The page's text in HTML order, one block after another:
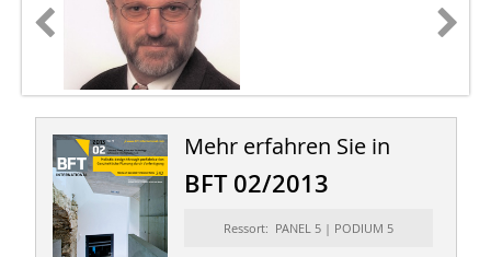
Mehr erfahren Sie in
BFT 02/2013
Ressort: PANEL 5 | PODIUM 5